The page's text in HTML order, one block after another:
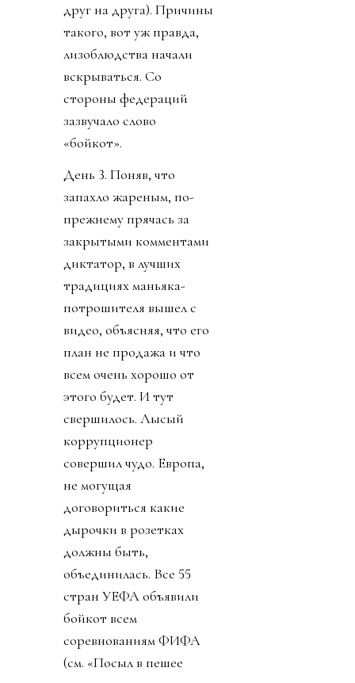
друг на друга). Причины
такого, вот уж правда,
лизоблюдства начали
вскрываться. Со
стороны федераций
зазвучало слово
«бойкот».
День 3. Поняв, что
запахло жареным, по-
прежнему прячась за
закрытыми комментами
диктатор, в лучших
традициях маньяка-
потрошителя вышел с
видео, объясняя, что его
план не продажа и что
всем очень хорошо от
этого будет. И тут
свершилось. Лысый
коррупционер
совершил чудо. Европа,
не могущая
договориться какие
дырочки в розетках
должны быть,
объединилась. Все 55
стран УЕФА объявили
бойкот всем
соревнованиям ФИФА
(см. «Посыл в пешее